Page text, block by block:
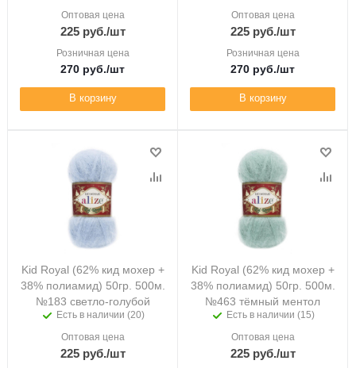
Оптовая цена
225руб./шт
Розничная цена
270 руб./шт
В корзину
Оптовая цена
225руб./шт
Розничная цена
270 руб./шт
В корзину
Kid Royal (62% кид мохер +
38% полиамид) 50гр. 500м.
№183 светло-голубой
Есть в наличии (20)
Оптовая цена
225руб./шт
Kid Royal (62% кид мохер +
38% полиамид) 50гр. 500м.
№463 тёмный ментол
Есть в наличии (15)
Оптовая цена
225руб./шт